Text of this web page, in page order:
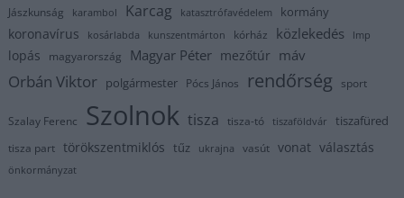
Jászkunság karambol Karcag katasztrófavédelem kormány
koronavírus kosárlabda kunszentmárton kórház közlekedés lmp
lopás magyarország Magyar Péter mezőtúr máv
Orbán Viktor polgármester Pócs János rendőrség sport
Szalay Ferenc Szolnok tisza tisza-tó tiszaföldvár tiszafüred
tisza part törökszentmiklós tűz ukrajna vasút vonat választás
önkormányzat